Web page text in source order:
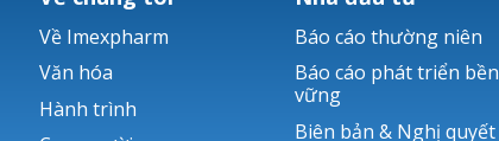
Về Imexpharm
Văn hóa
Hành trình
Báo cáo thường niên
Báo cáo phát triển bền
vững
Biên bản & Nghị quyết